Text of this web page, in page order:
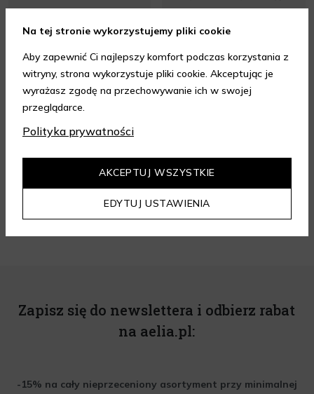
Opinia z dnia 08.08.2026 r. Opinia z dnia 07.08.2026 r.
4.95/ 5.00
Zapisz się do newslettera i odbierz rabat
na aelia.pl:
-15% na cały nieprzeceniony asortyment przy minimalnej
Na tej stronie wykorzystujemy pliki cookie
Aby zapewnić Ci najlepszy komfort podczas korzystania z
witryny, strona wykorzystuje pliki cookie. Akceptując je
wyrażasz zgodę na przechowywanie ich w swojej
przeglądarce.
Polityka prywatności
EDYTUJ USTAWIENIA
AKCEPTUJ WSZYSTKIE